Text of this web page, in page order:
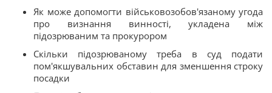
Як може допомогти військовозобов'язаному угода
про визнання винності, укладена між
підозрюваним та прокурором
Скільки підозрюваному треба в суд подати
пом'якшувальних обставин для зменшення строку
посадки